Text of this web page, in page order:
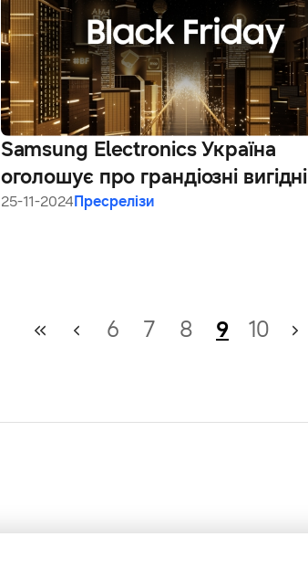
Samsung Electronics Україна
оголошує про грандіозні вигідні
пропозиції на пристрої з АІ до
25-11-2024Пресрелізи
6 7 8 9 10